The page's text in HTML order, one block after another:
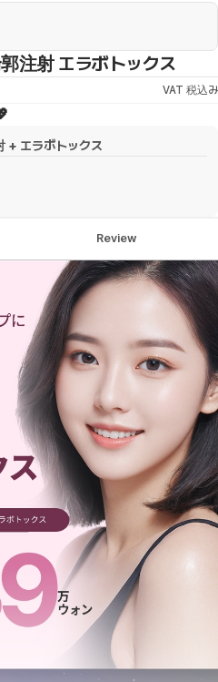
注射 エラボトックス
VAT 税込み
+ エラボトックス
Review